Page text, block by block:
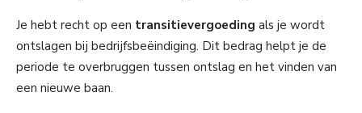
Je hebt recht op een transitievergoeding als je wordt
ontslagen bij bedrijfsbeëindiging. Dit bedrag helpt je de
periode te overbruggen tussen ontslag en het vinden van
een nieuwe baan.